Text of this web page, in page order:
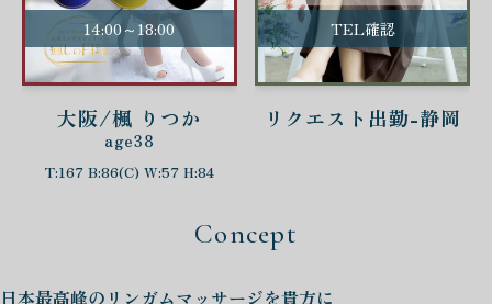
14:00～18:00
大阪/楓 りつか
age38
T:167 B:86(C) W:57 H:84
TEL確認
リクエスト出勤-静岡
Concept
日本最高峰の リンガムマッサージを貴方に